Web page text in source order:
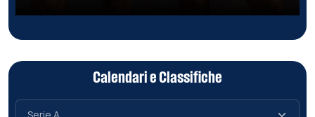
Calendari e Classifiche